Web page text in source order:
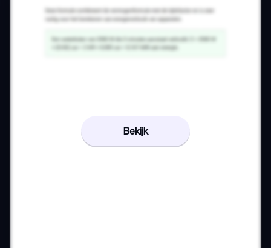
Bekijk